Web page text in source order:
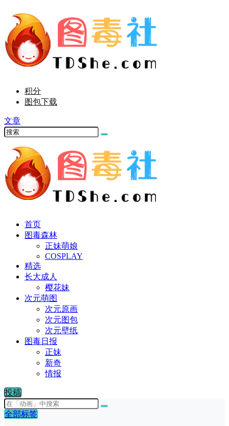
积分
图包下载
文章
首页
图毒森林
正妹萌娘
COSPLAY
精选
长大成人
樱花妹
次元萌图
次元原画
次元图包
次元壁纸
图毒日报
正妹
新奇
情报
投稿
全部标签